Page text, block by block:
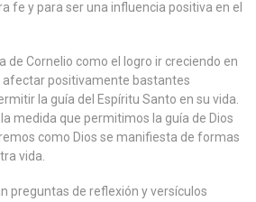
fe y para ser una influencia positiva en el
de Cornelio como el logro ir creciendo en
afectar positivamente bastantes
la guía del Espíritu Santo en su vida.
medida que permitimos la guía de Dios
como Dios se manifiesta de formas
vida.
preguntas de reflexión y versículos